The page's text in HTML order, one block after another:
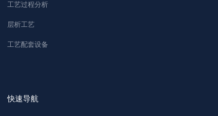
工艺过程分析
层析工艺
工艺配套设备
快速导航